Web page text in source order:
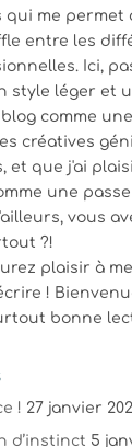
qui me permet
entre les
Ici,
style léger et
blog comme
créatives
et que j'ai
une
vous
?!
plaisir à
!
bonne
! 27 janvier
d’instinct 5